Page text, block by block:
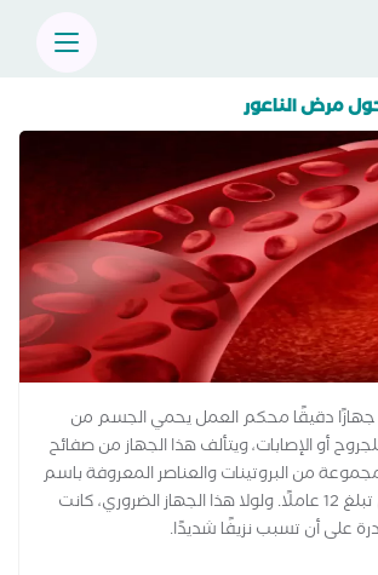
مرض الناعور
جهازًا دقيقًا محكم العمل يحمي الجسم من
أو الإصابات، ويتألف هذا الجهاز من صفائح
من البروتينات والعناصر المعروفة باسم
عوامل التخثر والتي تبلغ 12 عاملًا. ولولا هذا الجهاز الضروري، كانت
على أن تسبب نزيفًا شديدًا.